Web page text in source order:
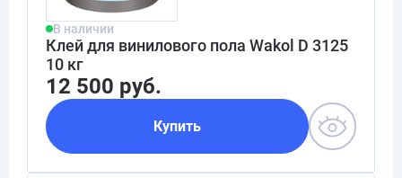
В наличии
Клей для винилового пола Wakol D 3125
10 кг
12 500 руб.
Купить